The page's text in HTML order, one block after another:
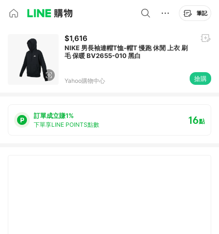
筆記
$1,616
NIKE 男長袖連帽T恤-帽T 慢跑 休閒 上衣 刷
毛 保暖 BV2655-010 黑白
Yahoo購物中心 搶購
訂單成立賺1%
下單享LINE POINTS點數 16點